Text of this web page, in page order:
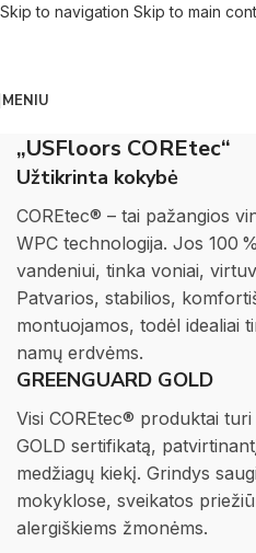
Skip to navigation Skip to main
MENIU
„USFloors COREtec“
Užtikrinta kokybė
COREtec® – tai pažangios
WPC technologija. Jos 100
vandeniui, tinka voniai,
Patvarios, stabilios,
montuojamos, todėl idealiai
namų erdvėms.
GREENGUARD GOLD
Visi COREtec® produktai turi
GOLD sertifikatą,
medžiagų kiekį. Grindys
mokyklose, sveikatos
alergiškiems žmonėms.